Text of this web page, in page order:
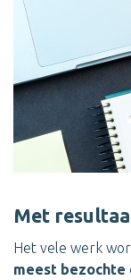
Met
Het vele werk
meest